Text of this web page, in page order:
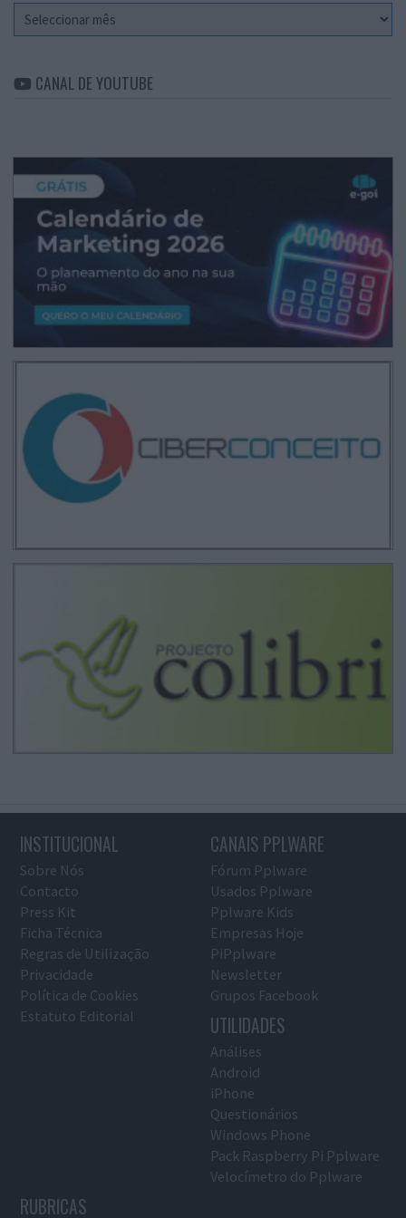
Arquivo
CANAL DE YOUTUBE
INSTITUCIONAL
Sobre Nós
Contacto
Press Kit
Ficha Técnica
Regras de Utilização
Privacidade
Política de Cookies
Estatuto Editorial
CANAIS PPLWARE
Fórum Pplware
Usados Pplware
Pplware Kids
Empresas Hoje
PiPplware
Newsletter
Grupos Facebook
UTILIDADES
Análises
Android
iPhone
Questionários
Windows Phone
Pack Raspberry Pi Pplware
Velocímetro do Pplware
RUBRICAS